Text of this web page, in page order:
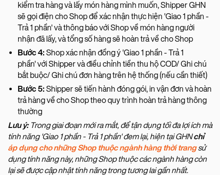
kiểm tra hàng và lấy món hàng mình muốn, Shipper GHN
sẽ gọi điện cho Shop để xác nhận thực hiện 'Giao 1 phần -
Trả 1 phần' và thông báo với Shop về món hàng người
nhận đã lấy, và tổng số hàng sẽ hoàn trả về cho Shop
Bước 4: Shop xác nhận đồng ý 'Giao 1 phần - Trả 1
phần' với Shipper và điều chỉnh tiền thu hộ COD/ Ghi chú
bắt buộc/ Ghi chú đơn hàng trên hệ thống (nếu cần thiết)
Bước 5: Shipper sẽ tiến hành đóng gói, in vận đơn và hoàn
trả hàng về cho Shop theo quy trình hoàn trả hàng thông
thường
Lưu ý:Trong giai đoạn mới ra mắt, để tận dụng tối đa lợi ích mà
tính năng 'Giao 1 phần - Trả 1 phần' đem lại, hiện tại GHNchỉ
áp dụng cho những Shop thuộc ngành hàng thời trang sử
dụng tính năng này, những Shop thuộc các ngành hàng còn
lại sẽ được cập nhật tính năng trong tương lai gần nhất.